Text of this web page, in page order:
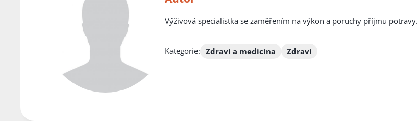
Výživová specialistka se zaměřením na výkon a poruchy příjmu potravy.
Kategorie: Zdraví a medicína Zdraví